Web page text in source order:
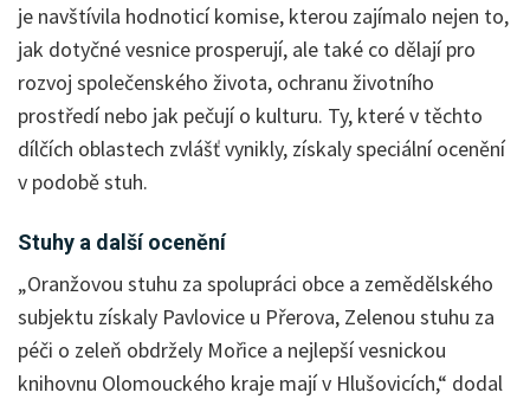
je navštívila hodnoticí komise, kterou zajímalo nejen to,
jak dotyčné vesnice prosperují, ale také co dělají pro
rozvoj společenského života, ochranu životního
prostředí nebo jak pečují o kulturu. Ty, které v těchto
dílčích oblastech zvlášť vynikly, získaly speciální ocenění
v podobě stuh.
Stuhy a další ocenění
„Oranžovou stuhu za spolupráci obce a zemědělského
subjektu získaly Pavlovice u Přerova, Zelenou stuhu za
péči o zeleň obdržely Mořice a nejlepší vesnickou
knihovnu Olomouckého kraje mají v Hlušovicích,“ dodal